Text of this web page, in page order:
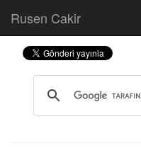
Rusen Cakir